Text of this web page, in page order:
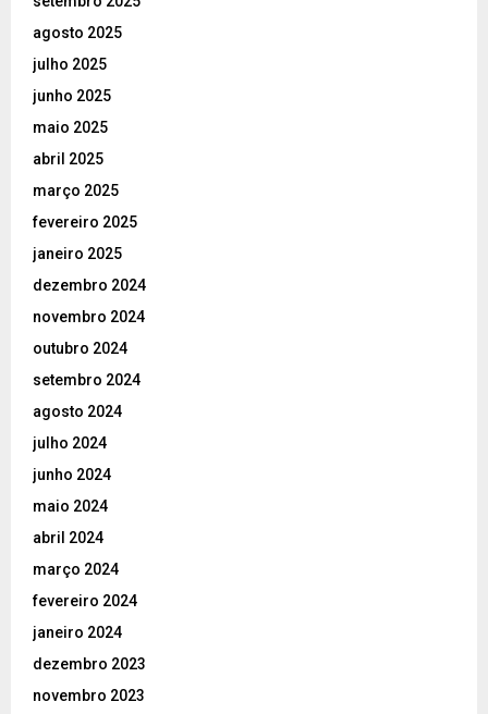
agosto 2025
julho 2025
junho 2025
maio 2025
abril 2025
março 2025
fevereiro 2025
janeiro 2025
dezembro 2024
novembro 2024
outubro 2024
setembro 2024
agosto 2024
julho 2024
junho 2024
maio 2024
abril 2024
março 2024
fevereiro 2024
janeiro 2024
dezembro 2023
novembro 2023